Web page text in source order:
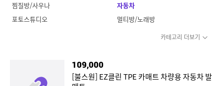
찜질방/사우나
자동차
포토스튜디오
멀티방/노래방
카테고리 더보기
109,000
[불스원] EZ클린 TPE 카매트 차량용 자동차 발